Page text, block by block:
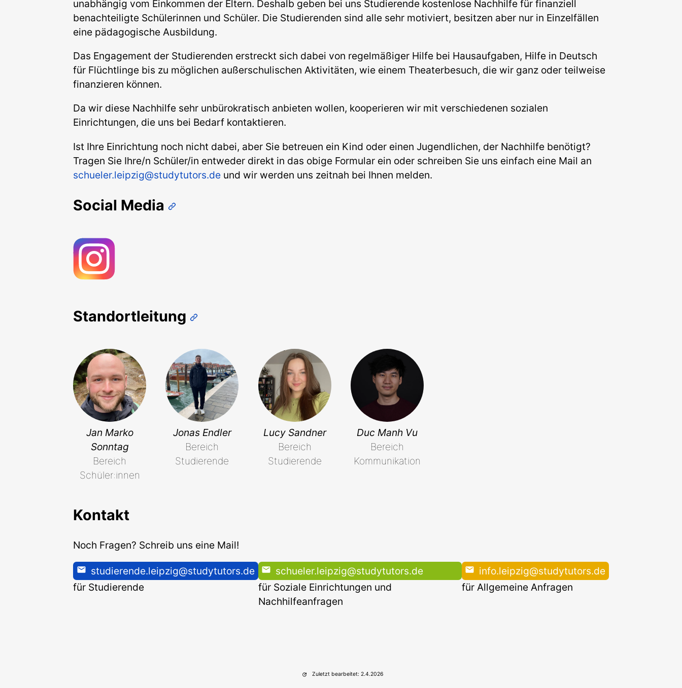
unabhängig vom Einkommen der Eltern. Deshalb geben bei uns Studierende kostenlose Nachhilfe für finanziell
benachteiligte Schülerinnen und Schüler. Die Studierenden sind alle sehr motiviert, besitzen aber nur in Einzelfällen
eine pädagogische Ausbildung.
Das Engagement der Studierenden erstreckt sich dabei von regelmäßiger Hilfe bei Hausaufgaben, Hilfe in Deutsch
für Flüchtlinge bis zu möglichen außerschulischen Aktivitäten, wie einem Theaterbesuch, die wir ganz oder teilweise
finanzieren können.
Da wir diese Nachhilfe sehr unbürokratisch anbieten wollen, kooperieren wir mit verschiedenen sozialen
Einrichtungen, die uns bei Bedarf kontaktieren.
Ist Ihre Einrichtung noch nicht dabei, aber Sie betreuen ein Kind oder einen Jugendlichen, der Nachhilfe benötigt?
Tragen Sie Ihre/n Schüler/in entweder direkt in das obige Formular ein oder schreiben Sie uns einfach eine Mail an
schueler.leipzig@studytutors.de und wir werden uns zeitnah bei Ihnen melden.
Social Media
Standortleitung
Jan Marko
Sonntag
Bereich
Schüler:innen
Jonas Endler
Bereich
Studierende
Lucy Sandner
Bereich
Studierende
Duc Manh Vu
Bereich
Kommunikation
Kontakt
Noch Fragen? Schreib uns eine Mail!
studierende.leipzig@studytutors.de
für Studierende
schueler.leipzig@studytutors.de
für Soziale Einrichtungen und
Nachhilfeanfragen
info.leipzig@studytutors.de
für Allgemeine Anfragen
Zuletzt bearbeitet: 2.4.2026